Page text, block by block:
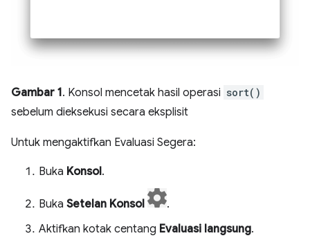
Gambar 1. Konsol mencetak hasil operasi sort()
sebelum dieksekusi secara eksplisit
Untuk mengaktifkan Evaluasi Segera:
Buka Konsol.
Buka Setelan Konsol
.
Aktifkan kotak centang Evaluasi langsung.